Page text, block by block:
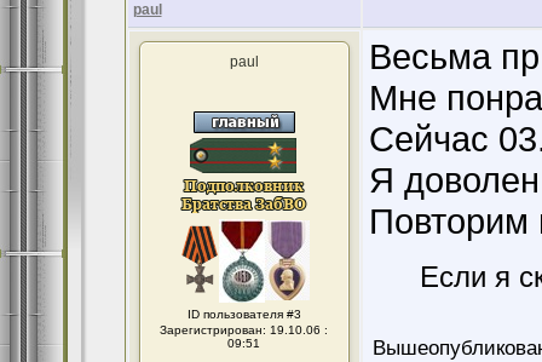
paul
paul
ID пользователя #3
Зарегистрирован: 19.10.06 :
09:51
Весьма
Мне
Сейчас
Я
Повторим
Если я